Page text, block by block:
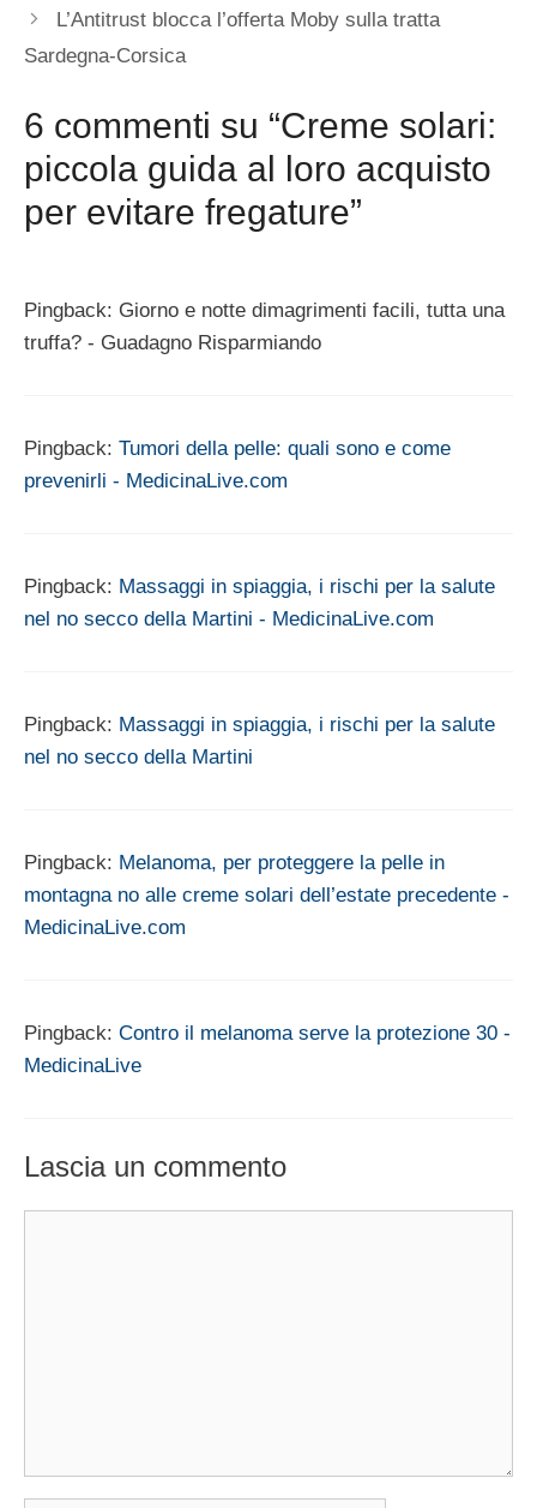
L’Antitrust blocca l’offerta Moby sulla tratta
Sardegna-Corsica
6 commenti su “Creme solari:
piccola guida al loro acquisto
per evitare fregature”
Pingback: Giorno e notte dimagrimenti facili, tutta una
truffa? - Guadagno Risparmiando
Pingback: Tumori della pelle: quali sono e come
prevenirli - MedicinaLive.com
Pingback: Massaggi in spiaggia, i rischi per la salute
nel no secco della Martini - MedicinaLive.com
Pingback: Massaggi in spiaggia, i rischi per la salute
nel no secco della Martini
Pingback: Melanoma, per proteggere la pelle in
montagna no alle creme solari dell’estate precedente -
MedicinaLive.com
Pingback: Contro il melanoma serve la protezione 30 -
MedicinaLive
Lascia un commento